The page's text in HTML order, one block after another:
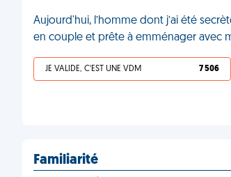
Aujourd'hui, l’homme dont j’ai été
en couple et prête à emménager avec
JE VALIDE, C'EST UNE VDM 7 506
Familiarité